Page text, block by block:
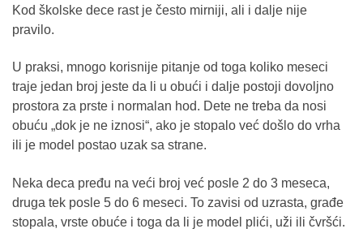
Kod školske dece rast je često mirniji, ali i dalje nije
pravilo.
U praksi, mnogo korisnije pitanje od toga koliko meseci
traje jedan broj jeste da li u obući i dalje postoji dovoljno
prostora za prste i normalan hod. Dete ne treba da nosi
obuću „dok je ne iznosi“, ako je stopalo već došlo do vrha
ili je model postao uzak sa strane.
Neka deca pređu na veći broj već posle 2 do 3 meseca,
druga tek posle 5 do 6 meseci. To zavisi od uzrasta, građe
stopala, vrste obuće i toga da li je model plići, uži ili čvršći.